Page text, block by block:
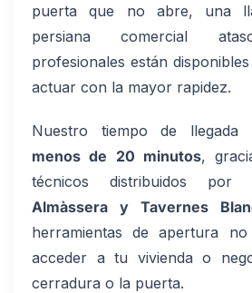
puerta que no abre, una
persiana comercial
profesionales están disponibles
actuar con la mayor rapidez.
Nuestro tiempo de llegada
menos de 20 minutos,
técnicos distribuidos por
Almàssera y Tavernes
herramientas de apertura
acceder a tu vivienda o
cerradura o la puerta.